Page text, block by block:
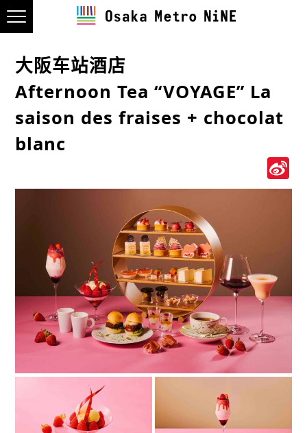
大阪车站酒店
Afternoon Tea “VOYAGE” La
saison des fraises + chocolat
blanc